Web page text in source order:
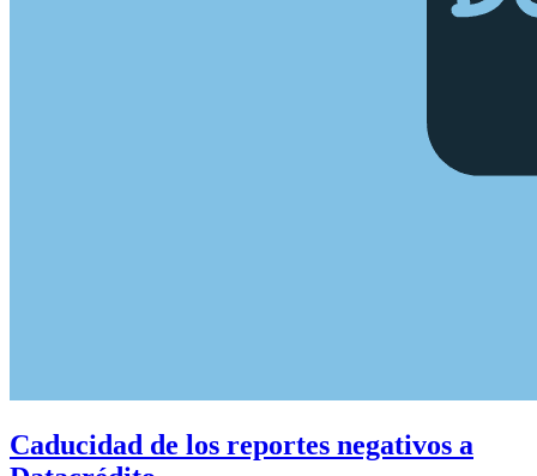
Caducidad de los reportes negativos a